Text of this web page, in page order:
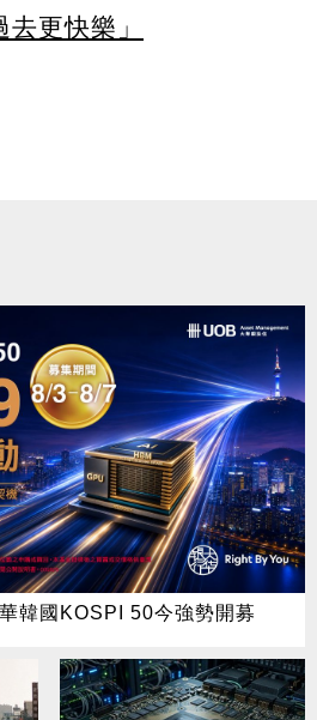
更快樂」
韓國KOSPI 50今強勢開募